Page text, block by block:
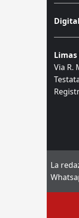
Limas
Via R.
La